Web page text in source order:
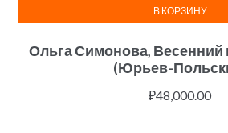
Ольга Симонова, Весенний
(Юрьев-
₽48,000.00
В КОРЗИНУ